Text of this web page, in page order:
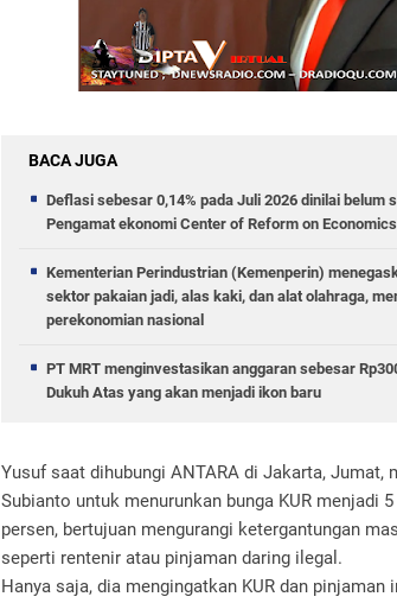
BACA JUGA
Deflasi sebesar 0,14% pada Juli 2026 dinilai
Pengamat ekonomi Center of Reform on
Kementerian Perindustrian (Kemenperin)
sektor pakaian jadi, alas kaki, dan alat olahraga,
perekonomian nasional
PT MRT menginvestasikan anggaran sebesar
Dukuh Atas yang akan menjadi ikon baru
Yusuf saat dihubungi ANTARA di Jakarta,
Subianto untuk menurunkan bunga KUR menjadi
persen, bertujuan mengurangi ketergantungan
seperti rentenir atau pinjaman daring ilegal.
Hanya saja, dia mengingatkan KUR dan